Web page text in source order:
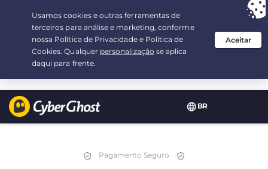
BR
Sua escolha:a melhor ofertapor 3.3333333333333-ano(s) a $
/mês
Pagamento Seguro